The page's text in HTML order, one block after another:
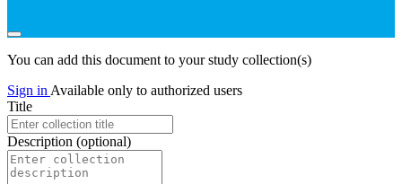
You can add this document to your study collection(s)
Sign in Available only to authorized users
Title
Description (optional)